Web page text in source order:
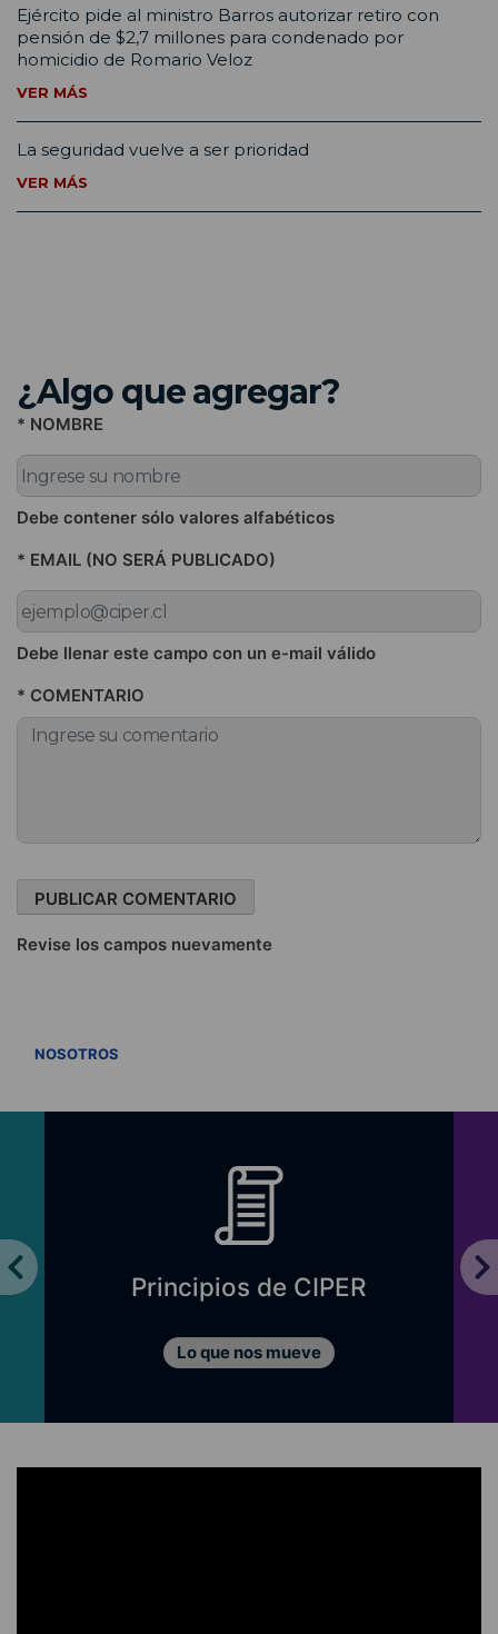
Ejército pide al ministro Barros autorizar retiro con
pensión de $2,7 millones para condenado por
homicidio de Romario Veloz
VER MÁS
La seguridad vuelve a ser prioridad
VER MÁS
¿Algo que agregar?
* NOMBRE
Debe contener sólo valores alfabéticos
* EMAIL (NO SERÁ PUBLICADO)
Debe llenar este campo con un e-mail válido
* COMENTARIO
Revise los campos nuevamente
NOSOTROS
Principios de CIPER
Lo que nos mueve